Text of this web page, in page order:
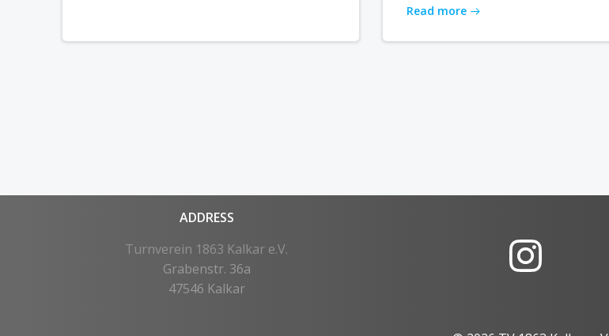
Read more
ADDRESS
Turnverein 1863 Kalkar e.V.
Grabenstr. 36a
47546 Kalkar